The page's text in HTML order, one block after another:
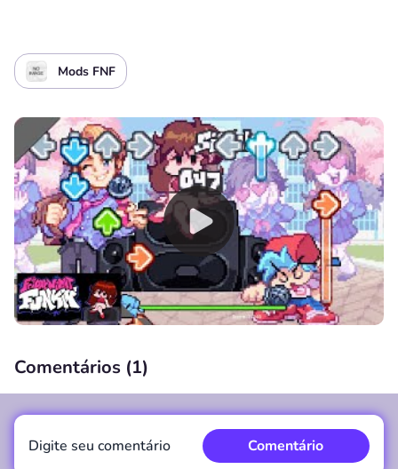
00:00 /
Mods FNF
Comentários (1)
Digite seu comentário Comentário